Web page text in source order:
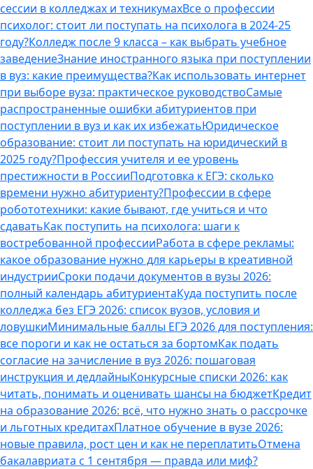
сессии в колледжах и техникумахВсе о профессии
психолог: стоит ли поступать на психолога в 2024-25
году?Колледж после 9 класса – как выбрать учебное
заведениеЗнание иностранного языка при поступлении
в вуз: какие преимущества?Как использовать интернет
при выборе вуза: практическое руководствоСамые
распространенные ошибки абитуриентов при
поступлении в вуз и как их избежатьЮридическое
образование: стоит ли поступать на юридический в
2025 году?Профессия учителя и ее уровень
престижности в РоссииПодготовка к ЕГЭ: сколько
времени нужно абитуриенту?Профессии в сфере
робототехники: какие бывают, где учиться и что
сдаватьКак поступить на психолога: шаги к
востребованной профессииРабота в сфере рекламы:
какое образование нужно для карьеры в креативной
индустрииСроки подачи документов в вузы 2026:
полный календарь абитуриентаКуда поступить после
колледжа без ЕГЭ 2026: список вузов, условия и
ловушкиМинимальные баллы ЕГЭ 2026 для поступления:
все пороги и как не остаться за бортомКак подать
согласие на зачисление в вуз 2026: пошаговая
инструкция и дедлайныКонкурсные списки 2026: как
читать, понимать и оценивать шансы на бюджетКредит
на образование 2026: всё, что нужно знать о рассрочке
и льготных кредитахПлатное обучение в вузе 2026:
новые правила, рост цен и как не переплатитьОтмена
бакалавриата с 1 сентября — правда или миф?